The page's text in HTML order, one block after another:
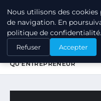
TUEZ-LES
ACCUEIL
GESTION
COMMENT GÉRER UN
QU’ENTREPRENEUR
Nous utilisons des
de navigation. En
politique de confidentialité.
Refuser Accepter